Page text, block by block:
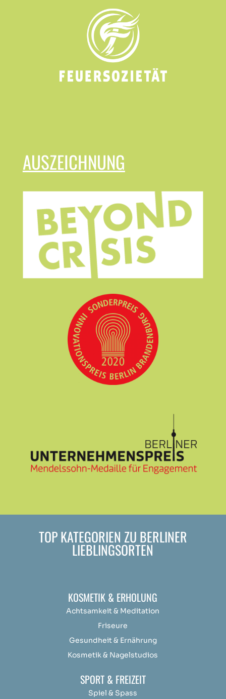
AUSZEICHNUNG
TOP KATEGORIEN ZU BERLINER
LIEBLINGSORTEN
KOSMETIK & ERHOLUNG
Achtsamkeit & Meditation
Friseure
Gesundheit & Ernährung
Kosmetik & Nagelstudios
SPORT & FREIZEIT
Spiel & Spass